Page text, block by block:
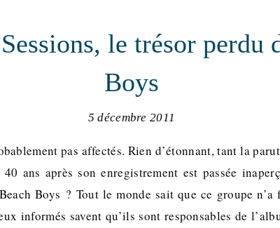
le trésor perdu
Boys
5 décembre 2011
pas affectés. Rien d’étonnant, tant la
ans après son enregistrement est passée
Boys ? Tout le monde sait que ce groupe
informés savent qu’ils sont responsables de